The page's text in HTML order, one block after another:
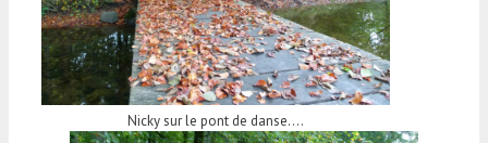
Nicky sur le pont de danse….